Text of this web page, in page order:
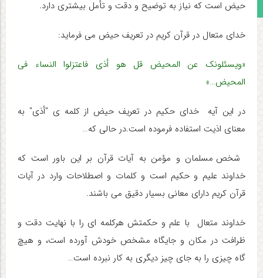
مجوز سایت
حیض است که نیاز به توضیح و دقت و تأمل بیشتری دارد.
خدای متعال در قرآن کریم در تعریف حیض می فرماید:
«ویسئلونک عن المحیض قل هو أذی فاعتزلوا النساء فی
المحیض…»
در این آیه خدای حکیم در تعریف حیض از کلمه ی "أذی" به
معنای اذیت استفاده فرموده است.در حالی که…
شخص مسلمان و مؤمن به آیات قرآن بر این باور است که
خداوند علیم و حکیم است و کلمات و اصطلاحات وارد در آیات
قرآن کریم دارای معانی بسیار دقیق می باشند.
خداوند متعال با علم و حکمتش هرکلمه ای را با نهایت دقت و
ظرافت در مکان و جایگاه مشخص خودش آورده است، و هیچ
گاه چیزی را به جای چیز دیگری به کار نبرده است…